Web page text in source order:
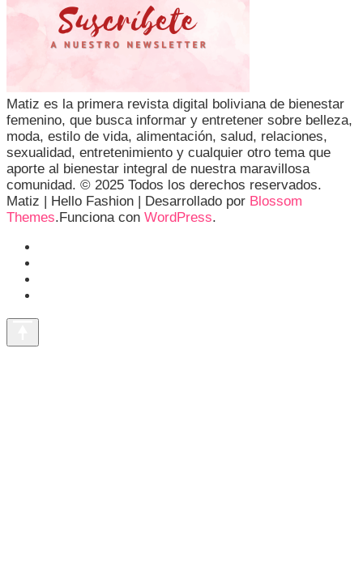
Matiz es la primera revista digital boliviana de bienestar
femenino, que busca informar y entretener sobre belleza,
moda, estilo de vida, alimentación, salud, relaciones,
sexualidad, entretenimiento y cualquier otro tema que
aporte al bienestar integral de nuestra maravillosa
comunidad. © 2025 Todos los derechos reservados.
Matiz | Hello Fashion | Desarrollado por Blossom
Themes.Funciona con WordPress.